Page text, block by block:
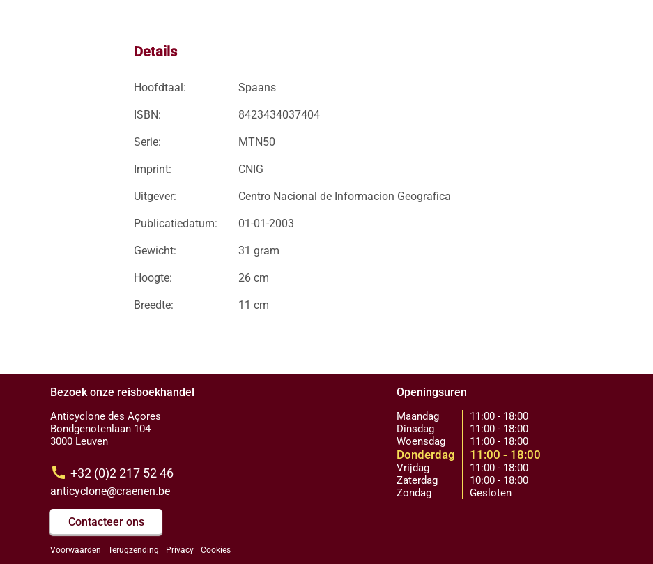
Details
Hoofdtaal: Spaans
ISBN: 8423434037404
Serie: MTN50
Imprint: CNIG
Uitgever: Centro Nacional de Informacion Geografica
Publicatiedatum: 01-01-2003
Gewicht: 31 gram
Hoogte: 26 cm
Breedte: 11 cm
Bezoek onze reisboekhandel
Anticyclone des Açores
Bondgenotenlaan 104
3000 Leuven
call +32 (0)2 217 52 46
anticyclone@craenen.be
Contacteer ons
Voorwaarden Terugzending Privacy Cookies
Openingsuren
Maandag
Dinsdag
Woensdag
Donderdag
Vrijdag
Zaterdag
Zondag
11:00 - 18:00
11:00 - 18:00
11:00 - 18:00
11:00 - 18:00
11:00 - 18:00
10:00 - 18:00
Gesloten